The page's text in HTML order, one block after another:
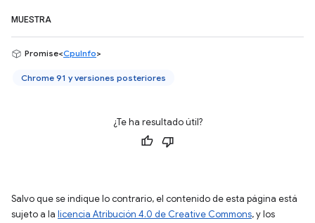
MUESTRA
Promise<CpuInfo>
Chrome 91 y versiones posteriores
¿Te ha resultado útil?
Salvo que se indique lo contrario, el contenido de esta página está
sujeto a la licencia Atribución 4.0 de Creative Commons, y los